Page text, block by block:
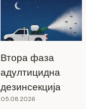
Втора фаза
адултицидна
дезинсекција
05.08.2026